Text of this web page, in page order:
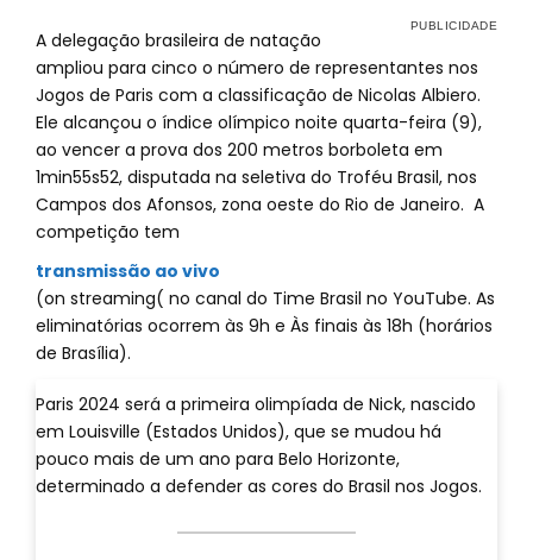
A delegação brasileira de natação
ampliou para cinco o número de representantes nos
Jogos de Paris com a classificação de Nicolas Albiero.
Ele alcançou o índice olímpico noite quarta-feira (9),
ao vencer a prova dos 200 metros borboleta em
1min55s52, disputada na seletiva do Troféu Brasil, nos
Campos dos Afonsos, zona oeste do Rio de Janeiro. A
competição tem
transmissão ao vivo
(on streaming( no canal do Time Brasil no YouTube. As
eliminatórias ocorrem às 9h e Às finais às 18h (horários
de Brasília).
Paris 2024 será a primeira olimpíada de Nick, nascido
em Louisville (Estados Unidos), que se mudou há
pouco mais de um ano para Belo Horizonte,
determinado a defender as cores do Brasil nos Jogos.